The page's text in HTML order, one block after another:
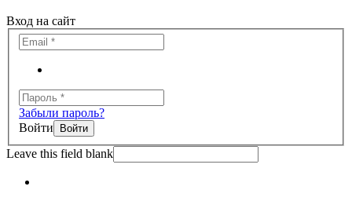
Вход на сайт
Забыли пароль?
Войти
Leave this field blank